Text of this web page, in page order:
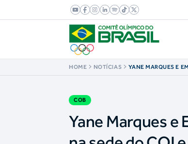
HOME NOTÍCIAS
YANE MARQUES E
COB
Yane Marques e